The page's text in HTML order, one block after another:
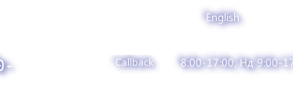
English
Callback 8:00-17:00, Нд 9:00-